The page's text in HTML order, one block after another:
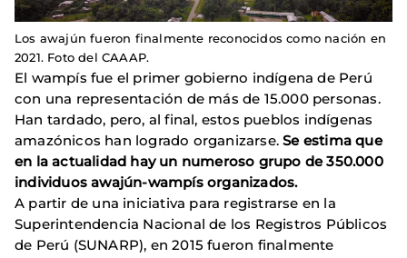
Los awajún fueron finalmente reconocidos como nación en
2021. Foto del CAAAP.
El wampís fue el primer gobierno indígena de Perú
con una representación de más de 15.000 personas.
Han tardado, pero, al final, estos pueblos indígenas
amazónicos han logrado organizarse.Se estima que
en la actualidad hay un numeroso grupo de 350.000
individuos awajún-wampís organizados.
A partir de una iniciativa para registrarse en la
Superintendencia Nacional de los Registros Públicos
de Perú (SUNARP), en 2015 fueron finalmente